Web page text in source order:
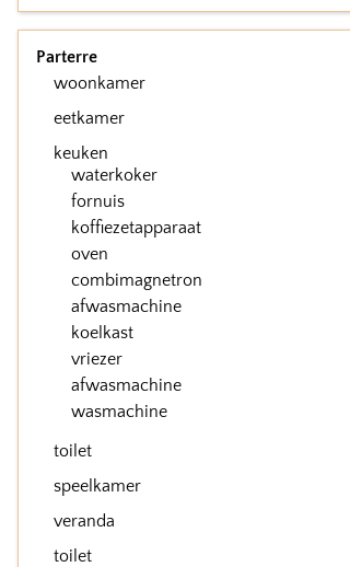
Parterre
woonkamer
eetkamer
keuken
waterkoker
fornuis
koffiezetapparaat
oven
combimagnetron
afwasmachine
koelkast
vriezer
afwasmachine
wasmachine
toilet
speelkamer
veranda
toilet